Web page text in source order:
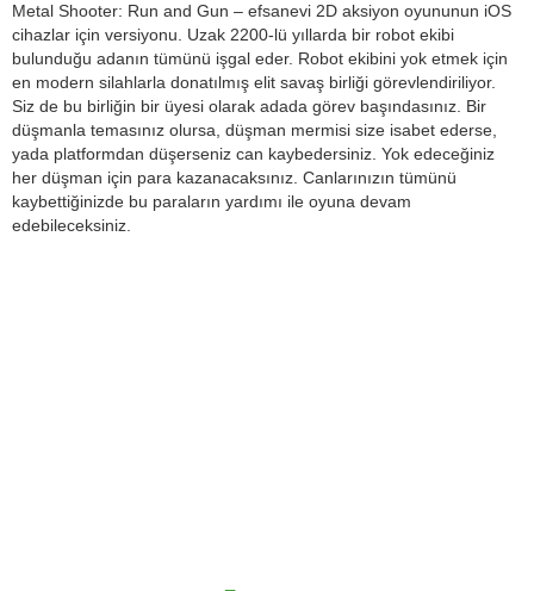
Metal Shooter: Run and Gun – efsanevi 2D aksiyon oyununun iOS
cihazlar için versiyonu. Uzak 2200-lü yıllarda bir robot ekibi
bulunduğu adanın tümünü işgal eder. Robot ekibini yok etmek için
en modern silahlarla donatılmış elit savaş birliği görevlendiriliyor.
Siz de bu birliğin bir üyesi olarak adada görev başındasınız. Bir
düşmanla temasınız olursa, düşman mermisi size isabet ederse,
yada platformdan düşerseniz can kaybedersiniz. Yok edeceğiniz
her düşman için para kazanacaksınız. Canlarınızın tümünü
kaybettiğinizde bu paraların yardımı ile oyuna devam
edebileceksiniz.